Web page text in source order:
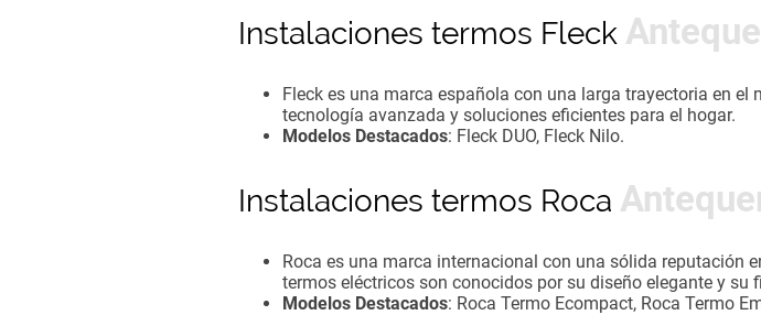
Instalaciones termos Fleck
Fleck es una marca española con una larga trayectoria en
tecnología avanzada y soluciones eficientes para el hogar.
Modelos Destacados: Fleck DUO, Fleck Nilo.
Instalaciones termos Roca
Roca es una marca internacional con una sólida reputación
termos eléctricos son conocidos por su diseño elegante y su
Modelos Destacados: Roca Termo Ecompact, Roca Termo